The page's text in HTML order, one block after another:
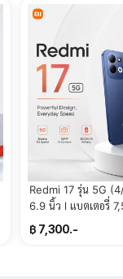
Redmi 17 รุ่น 5G
6.9 นิ้ว l แบตเตอรี่ 7,500 mAh l ถ่าย
ภาพคมชัด (By
฿ 7,300.-